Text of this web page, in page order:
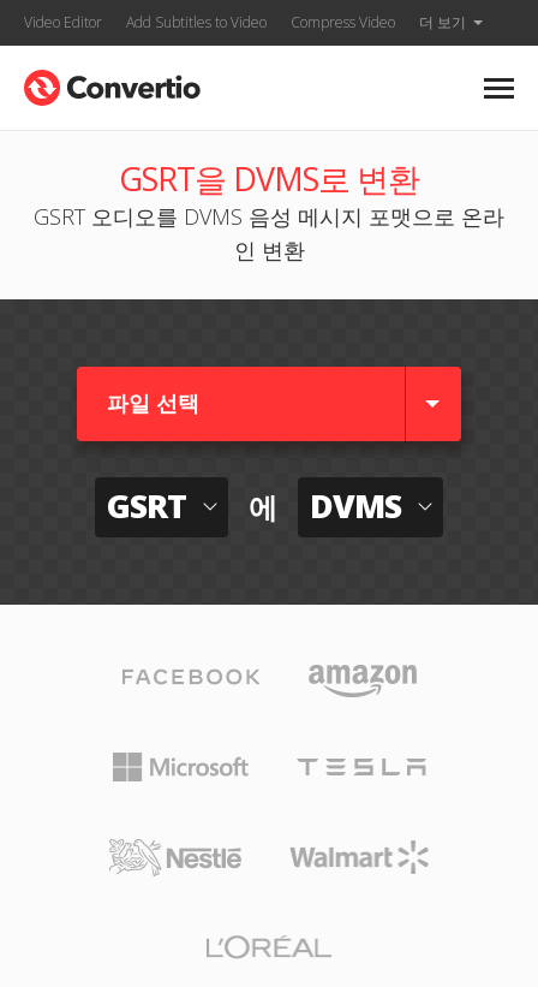
Video Editor Add Subtitles to Video Compress Video 더 보기
GSRT을 DVMS로 변환
GSRT 오디오를 DVMS 음성 메시지 포맷으로 온라
인 변환
파일 선택
GSRT 에 DVMS